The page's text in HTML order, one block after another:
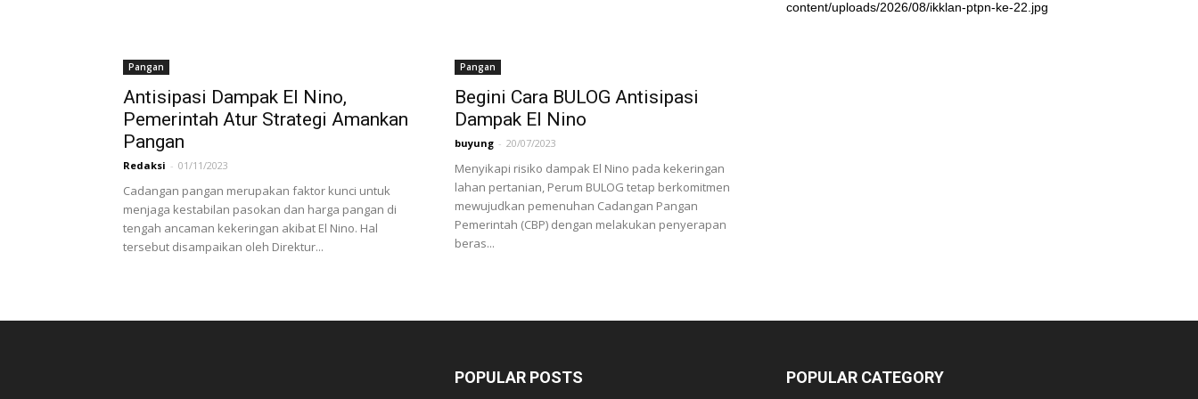
Pangan
Antisipasi Dampak El Nino,
Pemerintah Atur Strategi Amankan
Pangan
Redaksi - 01/11/2023
Cadangan pangan merupakan faktor kunci untuk
menjaga kestabilan pasokan dan harga pangan di
tengah ancaman kekeringan akibat El Nino. Hal
tersebut disampaikan oleh Direktur...
Pangan
Begini Cara BULOG Antisipasi
Dampak El Nino
buyung - 20/07/2023
Menyikapi risiko dampak El Nino pada kekeringan
lahan pertanian, Perum BULOG tetap berkomitmen
mewujudkan pemenuhan Cadangan Pangan
Pemerintah (CBP) dengan melakukan penyerapan
beras...
content/uploads/2026/08/ikklan-ptpn-ke-22.jpg
POPULAR POSTS POPULAR CATEGORY